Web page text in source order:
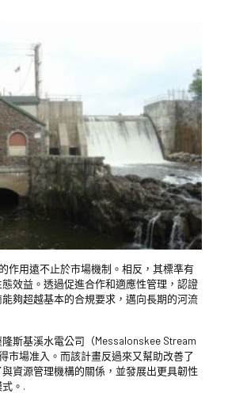
作用遠不止於市場機制。相反，其標準有
效益。透過促進合作和適應性管理，認證
夠超越基本的合規要求，邁向長期的河流
斯基溪水電公司（Messalonskee Stream
市場准入。而該計畫反過來又幫助改善了
資源管理機構的關係，並發展出更具韌性
。.